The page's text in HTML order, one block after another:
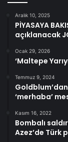
Aralık 10, 2025
PİYASAYA
açıklanacak
Ocak 29, 2026
‘Maltepe
Temmuz 9, 2024
‘merhaba’
Kasım 16, 2022
Bombalı
Azez’de Türk